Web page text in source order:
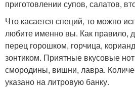
приготовлении супов, салатов,
Что касается специй, то можно
любите именно вы. Как правило,
перец горошком, горчица,
зонтиком. Приятные вкусовые
смородины, вишни, лавра.
указано на литровую банку.